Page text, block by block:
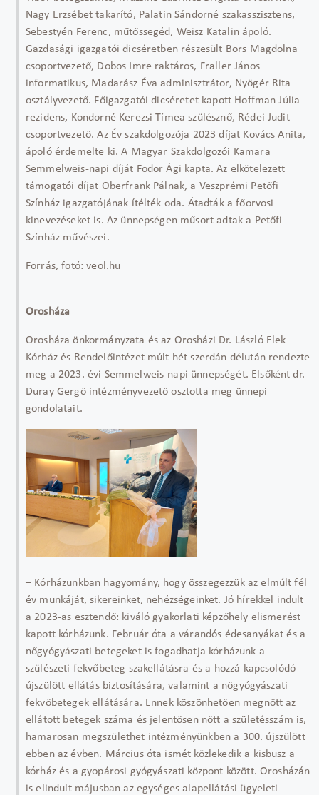
Nagy Erzsébet takarító, Palatin Sándorné szakasszisztens,
Sebestyén Ferenc, műtőssegéd, Weisz Katalin ápoló.
Gazdasági igazgatói dicséretben részesült Bors Magdolna
csoportvezető, Dobos Imre raktáros, Fraller János
informatikus, Madarász Éva adminisztrátor, Nyögér Rita
osztályvezető. Főigazgatói dicséretet kapott Hoffman Júlia
rezidens, Kondorné Kerezsi Tímea szülésznő, Rédei Judit
csoportvezető. Az Év szakdolgozója 2023 díjat Kovács Anita,
ápoló érdemelte ki. A Magyar Szakdolgozói Kamara
Semmelweis-napi díját Fodor Ági kapta. Az elkötelezett
támogatói díjat Oberfrank Pálnak, a Veszprémi Petőfi
Színház igazgatójának ítélték oda. Átadták a főorvosi
kinevezéseket is. Az ünnepségen műsort adtak a Petőfi
Színház művészei.
Forrás, fotó: veol.hu
Orosháza
Orosháza önkormányzata és az Orosházi Dr. László Elek
Kórház és Rendelőintézet múlt hét szerdán délután rendezte
meg a 2023. évi Semmelweis-napi ünnepségét. Elsőként dr.
Duray Gergő intézményvezető osztotta meg ünnepi
gondolatait.
– Kórházunkban hagyomány, hogy összegezzük az elmúlt fél
év munkáját, sikereinket, nehézségeinket. Jó hírekkel indult
a 2023-as esztendő: kiváló gyakorlati képzőhely elismerést
kapott kórházunk. Február óta a várandós édesanyákat és a
nőgyógyászati betegeket is fogadhatja kórházunk a
szülészeti fekvőbeteg szakellátásra és a hozzá kapcsolódó
újszülött ellátás biztosítására, valamint a nőgyógyászati
fekvőbetegek ellátására. Ennek köszönhetően megnőtt az
ellátott betegek száma és jelentősen nőtt a születésszám is,
hamarosan megszülethet intézményünkben a 300. újszülött
ebben az évben. Március óta ismét közlekedik a kisbusz a
kórház és a gyopárosi gyógyászati központ között. Orosházán
is elindult májusban az egységes alapellátási ügyeleti